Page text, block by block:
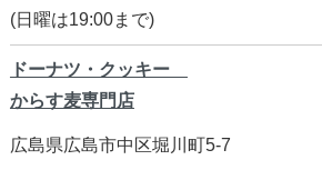
(日曜は19:00まで)
ドーナツ・クッキー
からす麦専門店
広島県広島市中区堀川町5-7